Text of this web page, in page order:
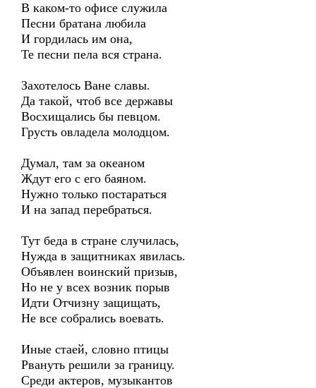
В каком-то офисе служила
Песни братана любила
И гордилась им она,
Те песни пела вся страна.
Захотелось Ване славы.
Да такой, чтоб все державы
Восхищались бы певцом.
Грусть овладела молодцом.
Думал, там за океаном
Ждут его с его баяном.
Нужно только постараться
И на запад перебраться.
Тут беда в стране случилась,
Нужда в защитниках явилась.
Объявлен воинский призыв,
Но не у всех возник порыв
Идти Отчизну защищать,
Не все собрались воевать.
Иные стаей, словно птицы
Рвануть решили за границу.
Среди актеров, музыкантов